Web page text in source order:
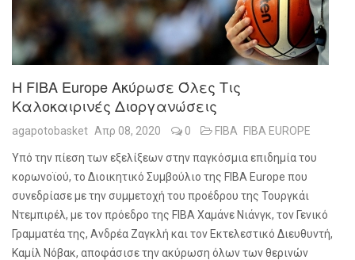
Η FIBA Europe Ακύρωσε Όλες Τις
Καλοκαιρινές Διοργανώσεις
agapotobasket Απρ 08, 2020 0 FIBA FIBA EUROPE
Υπό την πίεση των εξελίξεων στην παγκόσμια επιδημία του
κορωνοϊού, το Διοικητικό Συμβούλιο της FIBA Europe που
συνεδρίασε με την συμμετοχή του προέδρου της Τουργκάι
Ντεμπιρέλ, με τον πρόεδρο της FIBA Χαμάνε Νιάνγκ, τον Γενικό
Γραμματέα της, Ανδρέα Ζαγκλή και τον Εκτελεστικό Διευθυντή,
Καμίλ Νόβακ, αποφάσισε την ακύρωση όλων των θερινών